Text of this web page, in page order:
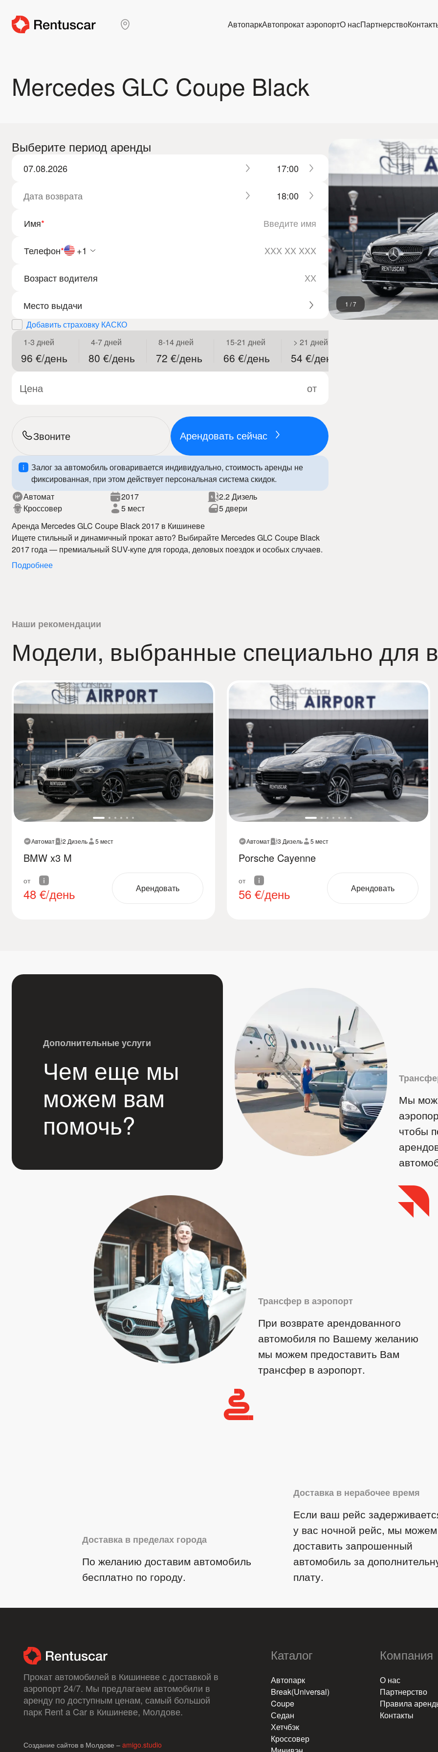
АвтопаркАвтопрокат аэропортО насПартнерство
Mercedes GLC Coupe Black
Выберите период аренды
17:00
18:00
Имя*
Телефон* +1
Возраст водителя
Добавить страховку КАСКО
1-3 дней
96 €/день
4-7 дней
80 €/день
8-14 дней
72 €/день
15-21 дней
66 €/день
> 21 дней
54 €/день
Цена от
Звоните Арендовать сейчас
Залог за автомобиль оговаривается индивидуально, стоимость аренды не
фиксированная, при этом действует персональная система скидок.
Автомат
2017
2.2 Дизель
Кроссовер
5 мест
5 двери
Аренда Mercedes GLC Coupe Black 2017 в Кишиневе
Ищете стильный и динамичный прокат авто? Выбирайте Mercedes GLC Coupe Black
2017 года — премиальный SUV-купе для города, деловых поездок и особых случаев.
Наша аренда авто в Кишиневе предлагает выгодные цены, прозрачные условия и
быстрое оформление.
Mercedes GLC Coupe Black 2017 сочетает спортивный дизайн, комфортный салон и
– лучшие цены на аренду авто в Кишиневе
– автомобили в отличном состоянии
– прокат авто 24/7
– быстрое оформление
Забронируйте Mercedes GLC Coupe Black 2017 уже сегодня и оцените премиальный
уровень проката авто в Кишиневе!
Подробнее
1 /7
Наши рекомендации
Модели, выбранные специально для
Автомат 2 Дизель 5 мест
BMW x3 M
от
48 €/день Арендовать
Автомат 3 Дизель 5 мест
Porsche Cayenne
от
56 €/день Арендовать
Дополнительные услуги
Чем еще мы
можем вам
помочь?
Мы
чтобы
Трансфер в аэропорт
При возврате арендованного
автомобиля по Вашему желанию
мы можем предоставить Вам
трансфер в аэропорт.
Доставка в пределах города
По желанию доставим автомобиль
бесплатно по городу.
Доставка в нерабочее время
Если ваш рейс
у вас ночной рейс, мы можем
доставить запрошенный
автомобиль за
плату.
Прокат автомобилей в Кишиневе с доставкой в ​​
аэропорт 24/7. Мы предлагаем автомобили в
аренду по доступным ценам, самый большой
парк Rent a Car в Кишиневе, Молдове.
Создание сайтов в Молдове – amigo.studio
Каталог
Автопарк
Break(Universal)
Coupe
Седан
Хетчбэк
Кроссовер
Компания
О нас
Партнерство
Правила
Контакты